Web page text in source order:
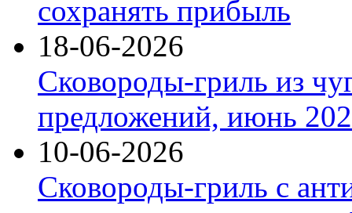
сохранять прибыль
18-06-2026
Сковороды-гриль из
предложений, июнь
10-06-2026
Сковороды-гриль с